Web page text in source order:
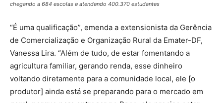
chegando a 684 escolas e atendendo 400.370 estudantes
“É uma qualificação”, emenda a extensionista da Gerência
de Comercialização e Organização Rural da Emater-DF,
Vanessa Lira. “Além de tudo, de estar fomentando a
agricultura familiar, gerando renda, esse dinheiro
voltando diretamente para a comunidade local, ele [o
produtor] ainda está se preparando para o mercado em